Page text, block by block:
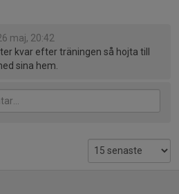
maj, 20:42
kvar efter träningen så hojta till
sina hem.